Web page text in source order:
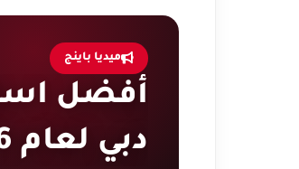
ميديا باينج
أفضل
دبي لعام 2026